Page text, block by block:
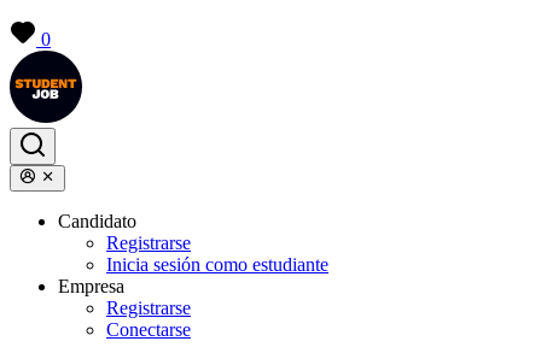
0
Candidato
Registrarse
Inicia sesión como estudiante
Empresa
Registrarse
Conectarse